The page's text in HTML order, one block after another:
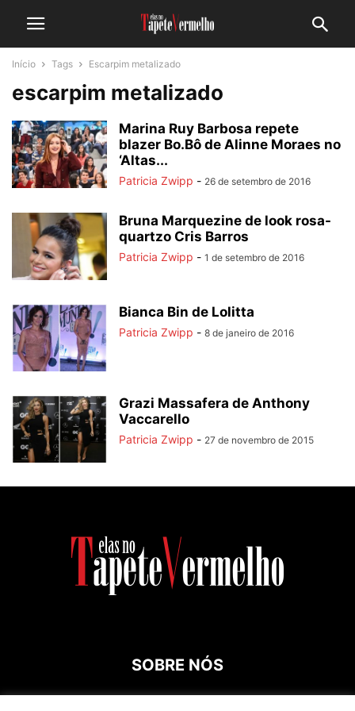
Início Tags Escarpim metalizado
escarpim metalizado
Marina Ruy Barbosa repete
blazer Bo.Bô de Alinne Moraes no
‘Altas...
Patricia Zwipp - 26 de setembro de 2016
Bruna Marquezine de look rosa-
quartzo Cris Barros
Patricia Zwipp - 1 de setembro de 2016
Bianca Bin de Lolitta
Patricia Zwipp - 8 de janeiro de 2016
Grazi Massafera de Anthony
Vaccarello
Patricia Zwipp - 27 de novembro de 2015
SOBRE NÓS